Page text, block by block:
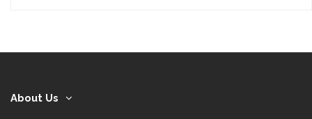
About Us